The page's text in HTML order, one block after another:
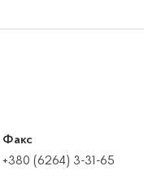
Факс
+380 (6264) 3-31-65